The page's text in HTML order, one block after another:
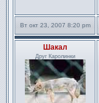
Вт окт 23, 2007 8:20 pm
Шакал
Друг Каролинки